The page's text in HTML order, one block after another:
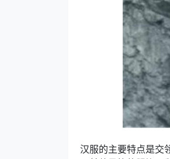
汉服的主要特点是交